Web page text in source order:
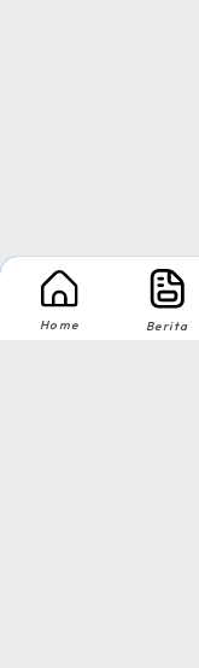
Home Berita